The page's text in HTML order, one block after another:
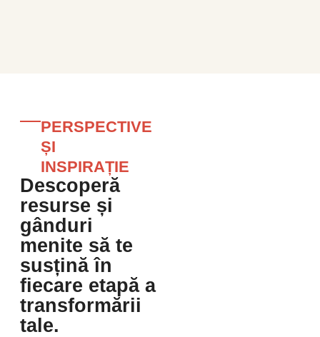
PERSPECTIVE
ȘI
INSPIRAȚIE
Descoperă
resurse și
gânduri
menite să te
susțină în
fiecare etapă a
transformării
tale.